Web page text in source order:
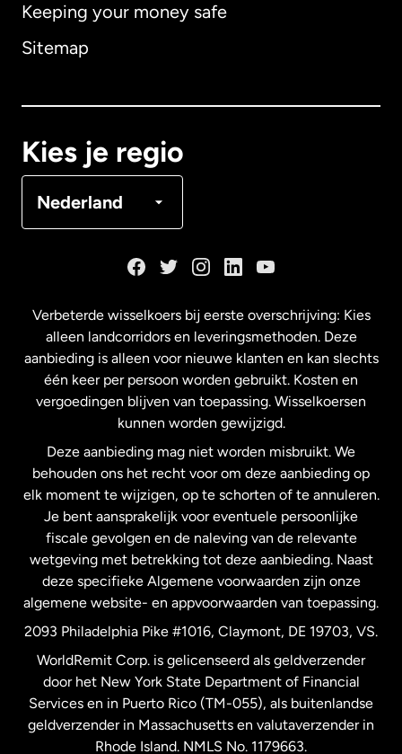
Keeping your money safe
Sitemap
Kies je regio
Nederland
Australië
Maleisië
Nederland
Nieuw-Zeeland
Spanje
Verenigd Koninkrijk
Verenigde Staten English
Verenigde Staten Español
Zweden
Verbeterde wisselkoers bij eerste overschrijving: Kies
alleen landcorridors en leveringsmethoden. Deze
aanbieding is alleen voor nieuwe klanten en kan slechts
één keer per persoon worden gebruikt. Kosten en
vergoedingen blijven van toepassing. Wisselkoersen
kunnen worden gewijzigd.
Deze aanbieding mag niet worden misbruikt. We
behouden ons het recht voor om deze aanbieding op
elk moment te wijzigen, op te schorten of te annuleren.
Je bent aansprakelijk voor eventuele persoonlijke
fiscale gevolgen en de naleving van de relevante
wetgeving met betrekking tot deze aanbieding. Naast
deze specifieke Algemene voorwaarden zijn onze
algemene website- en appvoorwaarden van toepassing.
2093 Philadelphia Pike #1016, Claymont, DE 19703, VS.
WorldRemit Corp. is gelicenseerd als geldverzender
door het New York State Department of Financial
Services en in Puerto Rico (TM-055), als buitenlandse
geldverzender in Massachusetts en valutaverzender in
Rhode Island. NMLS No. 1179663.